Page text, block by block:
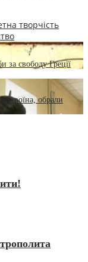
творчість
за свободу Греції
воїна, обрали